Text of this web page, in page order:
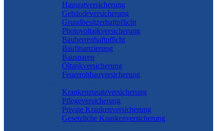
Hausratversicherung
Gebäudeversicherung
Grundbesitzerhaftpflicht
Photovoltaikversicherung
Bauherrenhaftpflicht
Baufinanzierung
Bausparen
Öltankversicherung
Feuerrohbauversicherung
Krankenzusatzversicherung
Pflegeversicherung
Private Krankenversicherung
Gesetzliche Krankenversicherung